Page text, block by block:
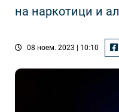
на наркотици и
08 ноем. 2023 | 10:10